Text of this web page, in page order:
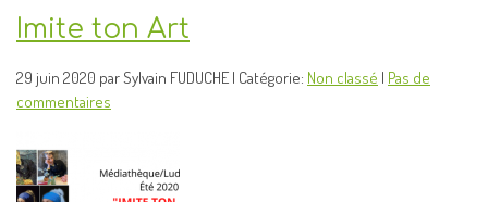
Imite ton Art
29 juin 2020 par Sylvain FUDUCHE | Catégorie: Non classé | Pas de
commentaires